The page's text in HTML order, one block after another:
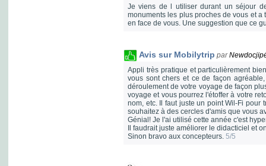
Je viens de l utiliser durant un séjour
monuments les plus proches de vous et
en face de vous. Une suggestion que ce
Avis sur Mobilytrip par
Appli très pratique et particulièrement
vous sont chers et ce de façon
déroulement de votre voyage de façon
voyage et vous pourrez l'étoffer à votre
nom, etc. Il faut juste un point Wil-Fi pour
souhaitez à des cercles d'amis que vous
Génial! Je l'ai utilisé cette année c'est
Il faudrait juste améliorer le didacticiel et
Sinon bravo aux concepteurs. 5/5